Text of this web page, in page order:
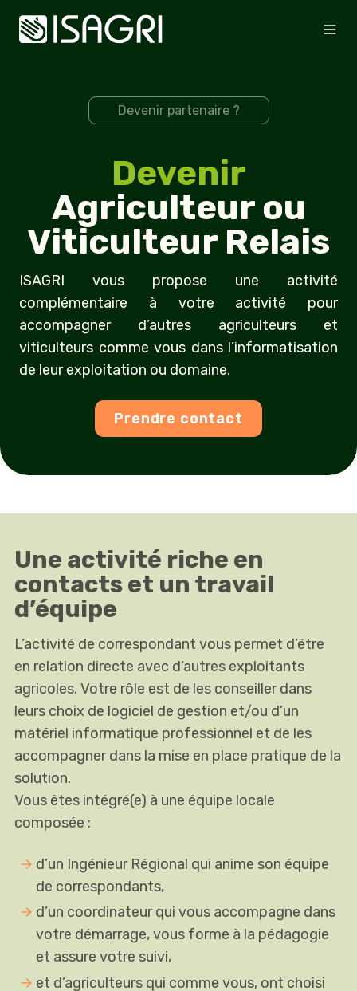
Devenir partenaire ?
Devenir
Agriculteur ou
Viticulteur Relais
ISAGRI vous propose une activité
complémentaire à votre activité pour
accompagner d’autres agriculteurs et
viticulteurs comme vous dans l’informatisation
de leur exploitation ou domaine.
Prendre contact
Une activité riche en
contacts et un travail
d’équipe
L’activité de correspondant vous permet d’être
en relation directe avec d’autres exploitants
agricoles. Votre rôle est de les conseiller dans
leurs choix de logiciel de gestion et/ou d’un
matériel informatique professionnel et de les
accompagner dans la mise en place pratique de la
solution.
Vous êtes intégré(e) à une équipe locale
composée :
d’un Ingénieur Régional qui anime son équipe
de correspondants,
d’un coordinateur qui vous accompagne dans
votre démarrage, vous forme à la pédagogie
et assure votre suivi,
et d’agriculteurs qui comme vous, ont choisi